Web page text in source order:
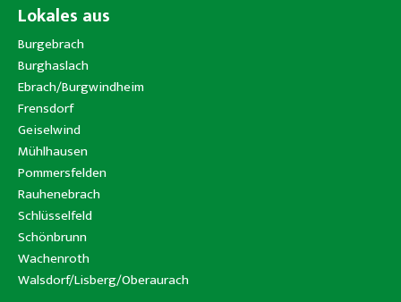
Lokales aus
Burgebrach
Burghaslach
Ebrach/Burgwindheim
Frensdorf
Geiselwind
Mühlhausen
Pommersfelden
Rauhenebrach
Schlüsselfeld
Schönbrunn
Wachenroth
Walsdorf/Lisberg/Oberaurach